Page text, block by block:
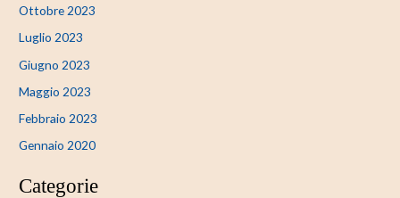
Ottobre 2023
Luglio 2023
Giugno 2023
Maggio 2023
Febbraio 2023
Gennaio 2020
Categorie